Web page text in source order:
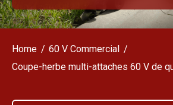
Home
60 V Commercial
Coupe-herbe multi-attaches 60 V de